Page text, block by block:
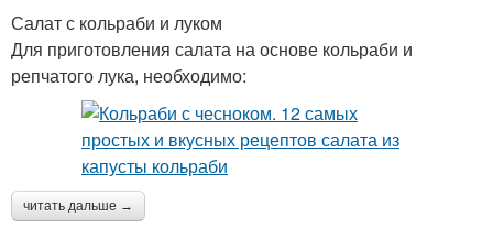
Салат с кольраби и луком
Для приготовления салата на основе кольраби и
репчатого лука, необходимо:
читать дальше →